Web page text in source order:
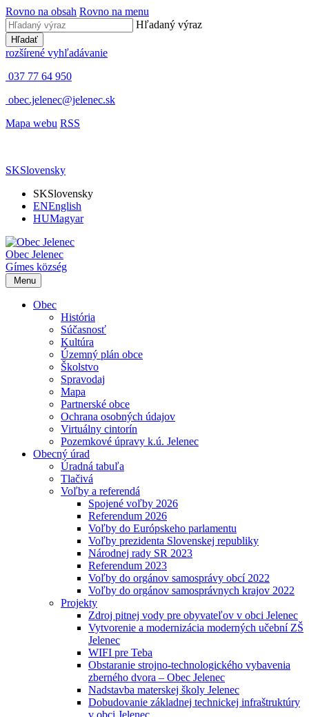
Rovno na obsah Rovno na menu
Hľadaný výraz
Hľadať
rozšírené vyhľadávanie
037 77 64 950
obec.jelenec@jelenec.sk
Mapa webu RSS
SKSlovensky
SKSlovensky
ENEnglish
HUMagyar
Obec Jelenec
Gímes község
Menu
Obec
História
Súčasnosť
Kultúra
Územný plán obce
Školstvo
Spravodaj
Mapa
Partnerské obce
Ochrana osobných údajov
Virtuálny cintorín
Pozemkové úpravy k.ú. Jelenec
Obecný úrad
Úradná tabuľa
Tlačivá
Voľby a referendá
Spojené voľby 2026
Referendum 2026
Voľby do Európskeho parlamentu
Voľby prezidenta Slovenskej republiky
Národnej rady SR 2023
Referendum 2023
Voľby do orgánov samosprávy obcí 2022
Voľby do orgánov samosprávnych krajov 2022
Projekty
Zdroj pitnej vody pre obyvateľov v obci Jelenec
Vytvorenie a modernizácia moderných učební ZŠ
Jelenec
WIFI pre Teba
Obstaranie strojno-technologického vybavenia
zberného dvora – Obec Jelenec
Nadstavba materskej školy Jelenec
Dobudovanie základnej technickej infraštruktúry
v obci Jelenec